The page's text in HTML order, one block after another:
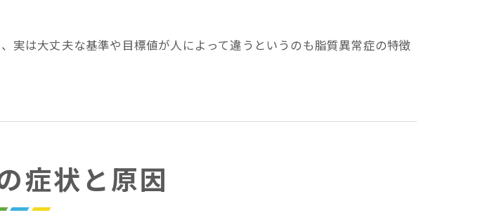
は大丈夫な基準や目標値が人によって違うというのも脂質異常症の特徴
症状と原因